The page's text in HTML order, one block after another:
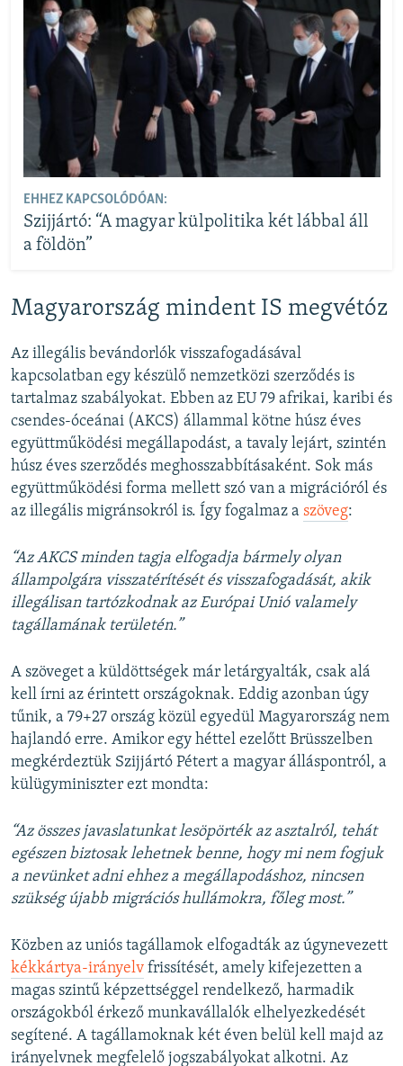
EHHEZ KAPCSOLÓDÓAN:
Szijjártó: “A magyar külpolitika két lábbal áll
a földön”
Magyarország mindent IS megvétóz
Az illegális bevándorlók visszafogadásával
kapcsolatban egy készülő nemzetközi szerződés is
tartalmaz szabályokat. Ebben az EU 79 afrikai, karibi és
csendes-óceánai (AKCS) állammal kötne húsz éves
együttműködési megállapodást, a tavaly lejárt, szintén
húsz éves szerződés meghosszabbításaként. Sok más
együttműködési forma mellett szó van a migrációról és
az illegális migránsokról is. Így fogalmaz a szöveg:
“Az AKCS minden tagja elfogadja bármely olyan
állampolgára visszatérítését és visszafogadását, akik
illegálisan tartózkodnak az Európai Unió valamely
tagállamának területén.”
A szöveget a küldöttségek már letárgyalták, csak alá
kell írni az érintett országoknak. Eddig azonban úgy
tűnik, a 79+27 ország közül egyedül Magyarország nem
hajlandó erre. Amikor egy héttel ezelőtt Brüsszelben
megkérdeztük Szijjártó Pétert a magyar álláspontról, a
külügyminiszter ezt mondta:
“Az összes javaslatunkat lesöpörték az asztalról, tehát
egészen biztosak lehetnek benne, hogy mi nem fogjuk
a nevünket adni ehhez a megállapodáshoz, nincsen
szükség újabb migrációs hullámokra, főleg most.”
Közben az uniós tagállamok elfogadták az úgynevezett
kékkártya-irányelv frissítését, amely kifejezetten a
magas szintű képzettséggel rendelkező, harmadik
országokból érkező munkavállalók elhelyezkedését
segítené. A tagállamoknak két éven belül kell majd az
irányelvnek megfelelő jogszabályokat alkotni. Az